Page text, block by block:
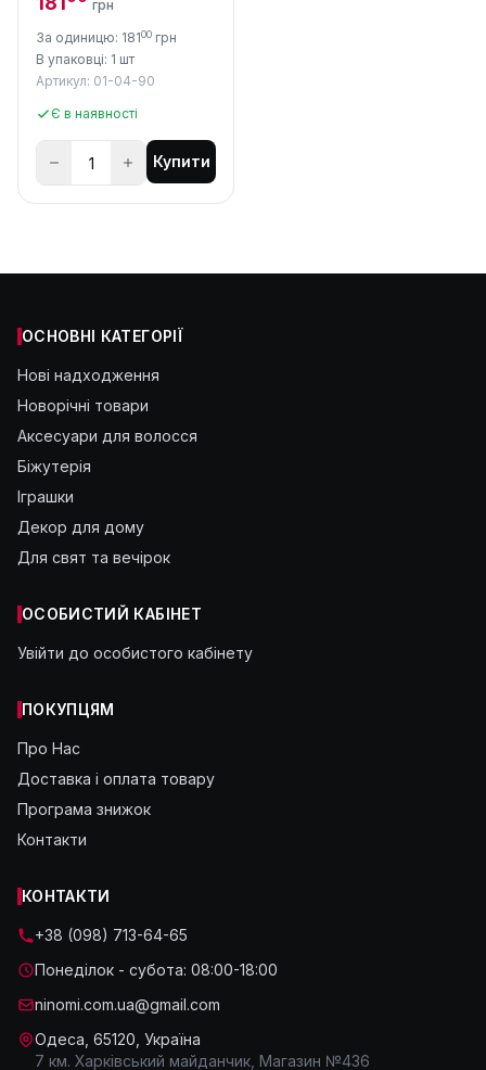
грн
За одиницю: 18100 грн
В упаковці: 1 шт
Артикул: 01-04-90
Є в наявності
Купити
ОСНОВНІ КАТЕГОРІЇ
Нові надходження
Новорічні товари
Аксесуари для волосся
Біжутерія
Іграшки
Декор для дому
Для свят та вечірок
ОСОБИСТИЙ КАБІНЕТ
Увійти до особистого кабінету
ПОКУПЦЯМ
Про Нас
Доставка і оплата товару
Програма знижок
Контакти
КОНТАКТИ
+38 (098) 713-64-65
Понеділок - субота: 08:00-18:00
ninomi.com.ua@gmail.com
Одеса, 65120, Україна
7 км. Харківський майданчик, Магазин №436